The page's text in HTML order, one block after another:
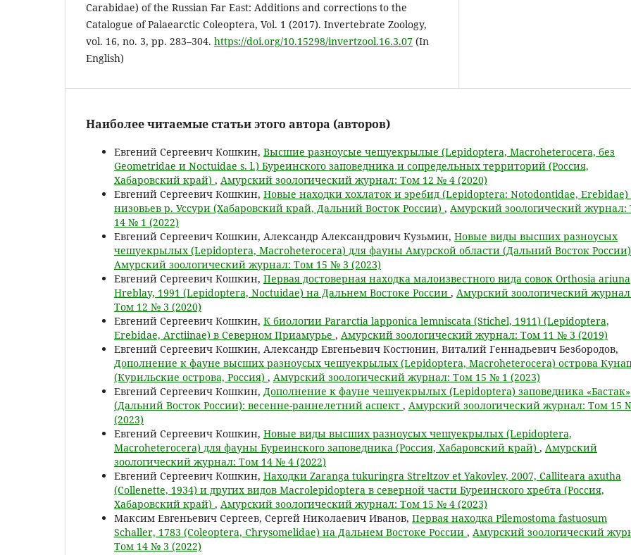
Carabidae) of the Russian Far East: Additions and corrections to the
Catalogue of Palaearctic Coleoptera, Vol. 1 (2017). Invertebrate Zoology,
vol. 16, no. 3, pp. 283–304. https://doi.org/10.15298/invertzool.16.3.07 (In
English)
Наиболее читаемые статьи этого автора (авторов)
Евгений Сергеевич Кошкин, Высшие разноусые чешуекрылые (Lepidoptera, Macroheterocera, без
Geometridae и Noctuidae s. l.) Буреинского заповедника и сопредельных территорий (Россия,
Хабаровский край) , Амурский зоологический журнал: Том 12 № 4 (2020)
Евгений Сергеевич Кошкин, Новые находки хохлаток и эребид (Lepidoptera: Notodontidae, Erebidae)
низовьев р. Уссури (Хабаровский край, Дальний Восток России) , Амурский зоологический журнал:
14 № 1 (2022)
Евгений Сергеевич Кошкин, Александр Александрович Кузьмин, Новые виды высших разноусых
чешуекрылых (Lepidoptera, Macroheterocera) для фауны Амурской области (Дальний Восток России)
Амурский зоологический журнал: Том 15 № 3 (2023)
Евгений Сергеевич Кошкин, Первая достоверная находка малоизвестного вида совок Orthosia ariuna
Hreblay, 1991 (Lepidoptera, Noctuidae) на Дальнем Востоке России , Амурский зоологический
Том 12 № 3 (2020)
Евгений Сергеевич Кошкин, К биологии Pararctia lapponica lemniscata (Stichel, 1911) (Lepidoptera,
Erebidae, Arctiinae) в Северном Приамурье , Амурский зоологический журнал: Том 11 № 3 (2019)
Евгений Сергеевич Кошкин, Александр Евгеньевич Костюнин, Виталий Геннадьевич Безбородов,
Дополнение к фауне высших разноусых чешуекрылых (Lepidoptera, Macroheterocera) острова
(Курильские острова, Россия) , Амурский зоологический журнал: Том 15 № 1 (2023)
Евгений Сергеевич Кошкин, Дополнение к фауне чешуекрылых (Lepidoptera) заповедника «Бастак»
(Дальний Восток России): весенне-раннелетний аспект , Амурский зоологический журнал: Том 15
(2023)
Евгений Сергеевич Кошкин, Новые виды высших разноусых чешуекрылых (Lepidoptera,
Macroheterocera) для фауны Буреинского заповедника (Россия, Хабаровский край) , Амурский
зоологический журнал: Том 14 № 4 (2022)
Евгений Сергеевич Кошкин, Находки Zaranga tukuringra Streltzov et Yakovlev, 2007, Calliteara axutha
(Collenette, 1934) и других видов Macrolepidoptera в северной части Буреинского хребта (Россия,
Хабаровский край) , Амурский зоологический журнал: Том 15 № 4 (2023)
Максим Евгеньевич Сергеев, Сергей Николаевич Иванов, Первая находка Pilemostoma fastuosum
Schaller, 1783 (Coleoptera, Сhrysomelidae) на Дальнем Востоке России , Амурский зоологический
Том 14 № 3 (2022)